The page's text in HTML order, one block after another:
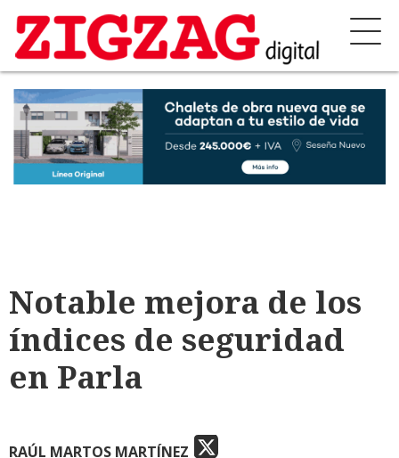
Notable mejora de los
índices de seguridad
en Parla
RAÚL MARTOS MARTÍNEZ